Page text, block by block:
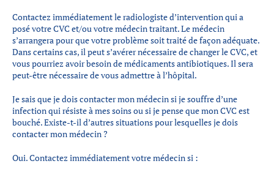
Contactez immédiatement le radiologiste d’intervention qui a
posé votre CVC et/ou votre médecin traitant. Le médecin
s’arrangera pour que votre problème soit traité de façon adéquate.
Dans certains cas, il peut s’avérer nécessaire de changer le CVC, et
vous pourriez avoir besoin de médicaments antibiotiques. Il sera
peut-être nécessaire de vous admettre à l’hôpital.
Je sais que je dois contacter mon médecin si je souffre d’une
infection qui résiste à mes soins ou si je pense que mon CVC est
bouché. Existe-t-il d’autres situations pour lesquelles je dois
contacter mon médecin ?
Oui. Contactez immédiatement votre médecin si :